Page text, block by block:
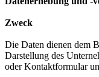
Zweck
Die Daten dienen dem
Darstellung des
oder Kontaktformular